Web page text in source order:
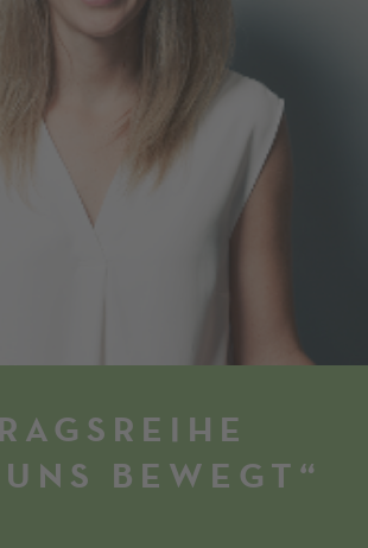
BEWEGT“